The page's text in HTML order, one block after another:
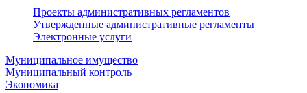
Проекты административных регламентов
Утвержденные административные регламенты
Электронные услуги
Муниципальное имущество
Муниципальный контроль
Экономика